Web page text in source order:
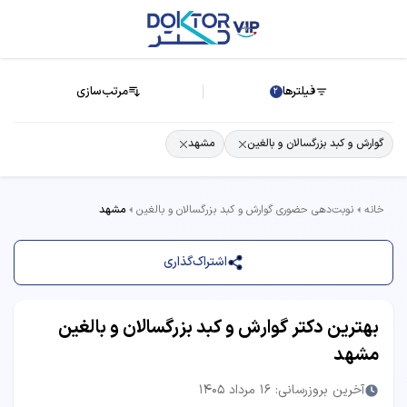
فیلترها 2 مرتب‌سازی
گوارش و کبد بزرگسالان و بالغین مشهد
خانه نوبت‌دهی حضوری گوارش و کبد بزرگسالان و بالغین مشهد
اشتراک‌گذاری
بهترین دکتر گوارش و کبد بزرگسالان و بالغین
مشهد
آخرین بروزرسانی: 16 مرداد 1405